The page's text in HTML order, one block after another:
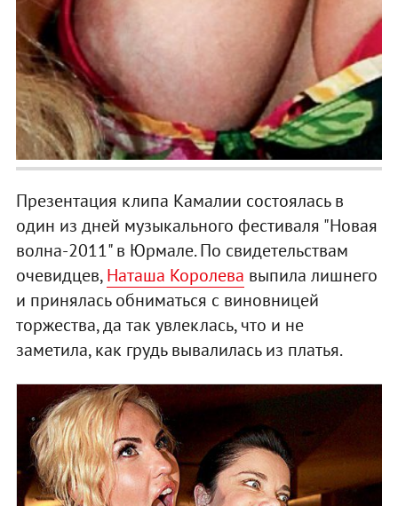
Презентация клипа Камалии состоялась в
один из дней музыкального фестиваля "Новая
волна-2011" в Юрмале. По свидетельствам
очевидцев,Наташа Королева выпила лишнего
и принялась обниматься с виновницей
торжества, да так увлеклась, что и не
заметила, как грудь вывалилась из платья.